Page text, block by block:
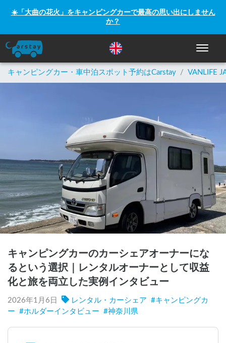
☀️「大曲の花火」をキャンピングカーで最高の思い出にしません
か？
ナビゲ
キャンピングカー・車中泊スポット予約はCarstay / VANLIFE
キャンピングカーのカーシェアオーナーにな
るという選択｜レンタルオーナーとして収益
化と旅を両立した実例インタビュー
2026年1月6日 レンタル・カーシェア #キャンピングカ
ー #ホルダーインタビュー #神奈川県